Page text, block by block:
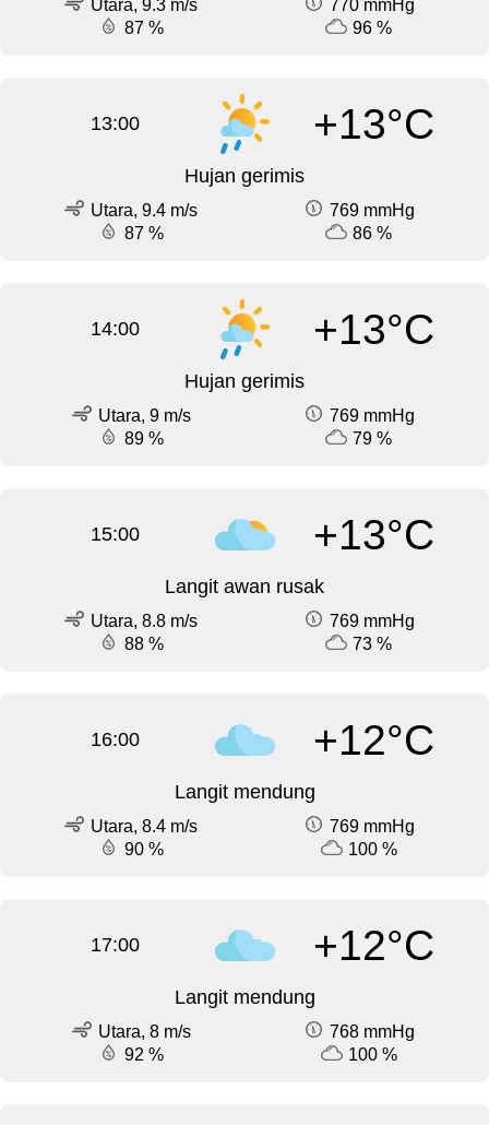
Utara, 9.3 m/s
770 mmHg
87 %
96 %
13:00 +13°C
Hujan gerimis
Utara, 9.4 m/s
769 mmHg
87 %
86 %
14:00 +13°C
Hujan gerimis
Utara, 9 m/s
769 mmHg
89 %
79 %
15:00 +13°C
Langit awan rusak
Utara, 8.8 m/s
769 mmHg
88 %
73 %
16:00 +12°C
Langit mendung
Utara, 8.4 m/s
769 mmHg
90 %
100 %
17:00 +12°C
Langit mendung
Utara, 8 m/s
768 mmHg
92 %
100 %